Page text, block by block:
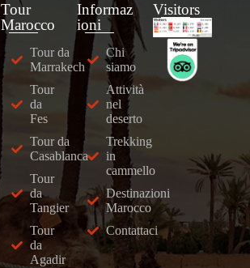
Tour
Marocco
Tour da
Marrakech
Tour
da
Fes
Tour da
Casablanca
Tour
da
Tangier
Tour
da
Agadir
Informaz
Ioni
Chi
siamo
Attività
nel
deserto
Trekking
in
cammello
Destinazioni
Marocco
Contattaci
Visitors